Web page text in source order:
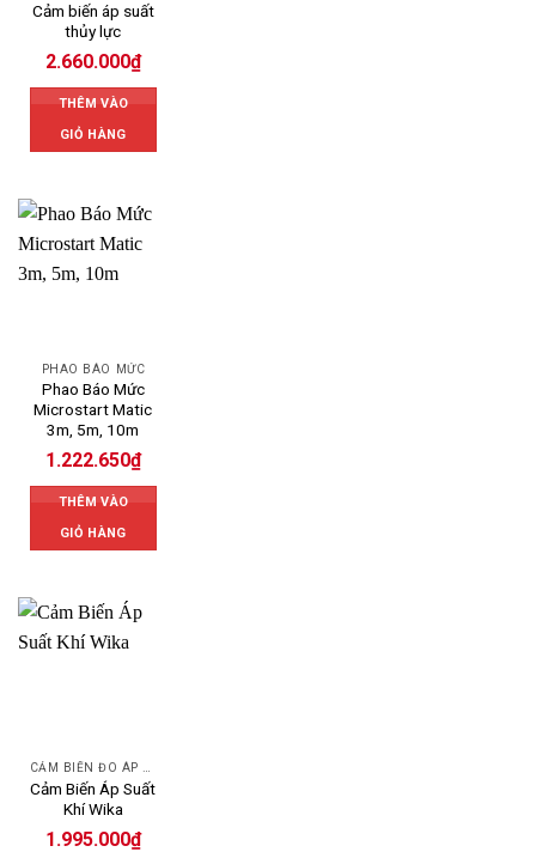
Cảm biến áp suất
thủy lực
2.660.000₫
THÊM VÀO
GIỎ HÀNG
PHAO BÁO MỨC
Phao Báo Mức
Microstart Matic
3m, 5m, 10m
1.222.650₫
THÊM VÀO
GIỎ HÀNG
Cảm Biến Áp Suất
Khí Wika
1.995.000₫